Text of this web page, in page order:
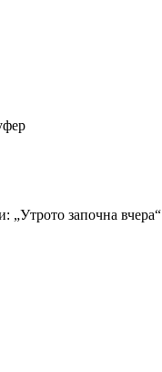
„Утрото започна вчера“